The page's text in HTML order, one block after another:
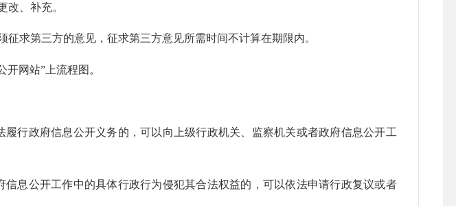
、补充。
求第三方的意见，征求第三方意见所需时间不计算在期限内。
网站”上流程图。
政府信息公开义务的，可以向上级行政机关、监察机关或者政府信息公开工
公开工作中的具体行政行为侵犯其合法权益的，可以依法申请行政复议或者